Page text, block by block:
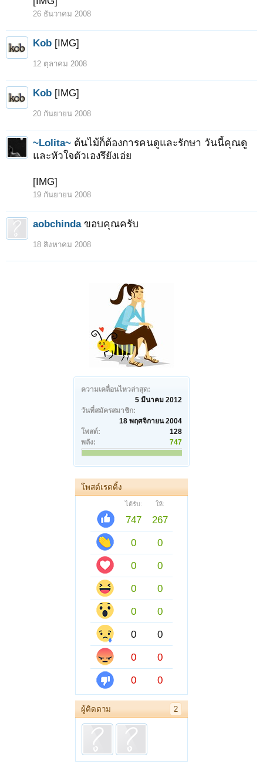
ความเคลื่อนไหวล่าสุด:
5 มีนาคม 2012
วันที่สมัครสมาชิก:
18 พฤศจิกายน 2004
โพสต์:
128
พลัง:
747
โพสต์เรตติ้ง
ได้รับ: ให้:
747
267
0
0
0
0
0
0
0
0
0
0
0
0
0
0
ผู้ติดตาม 2
26 ธันวาคม 2008
Kob [IMG]
12 ตุลาคม 2008
Kob [IMG]
20 กันยายน 2008
~Lolita~ ต้นไม้ก็ต้องการคนดูและรักษา วันนี้คุณดู
และหัวใจตัวเองรึยังเอ่ย
[IMG]
19 กันยายน 2008
aobchinda ขอบคุณครับ
18 สิงหาคม 2008